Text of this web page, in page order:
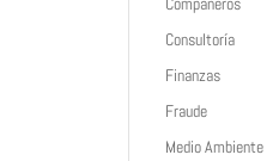
Consultoría
Finanzas
Fraude
Medio Ambiente